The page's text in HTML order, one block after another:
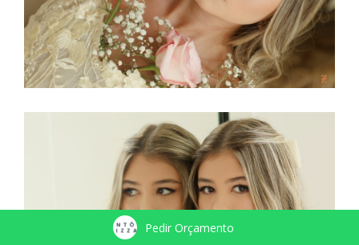
Pedir Orçamento